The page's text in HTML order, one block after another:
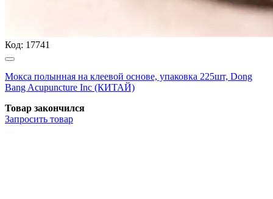
Код: 17741
Мокса полынная на клеевой основе, упаковка 225шт, Dong
Bang Acupuncture Inc (КИТАЙ)
Товар закончился
Запросить товар